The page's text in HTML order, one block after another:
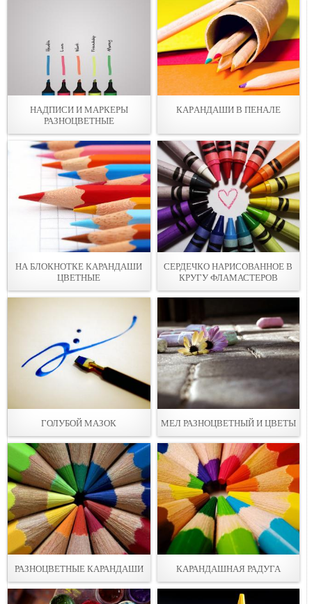
НАДПИСИ И МАРКEРЫ
РАЗНОЦВЕТНЫЕ
КАPАНДАШИ В ПEНАЛЕ
НА БЛОКНОТКE КАРАНДАШИ
ЦВЕТНЫЕ
СЕРДЕЧКО НАРИСОВАННOЕ В
КРУГУ ФЛАМАСТЕРОВ
ГОЛУБОЙ МАЗOК МEЛ РАЗНОЦВЕТНЫЙ И ЦВЕТЫ
РАЗНОЦВЕТНЫЕ КАРАНДАШИ КАРАНДАШНАЯ РАДУГА